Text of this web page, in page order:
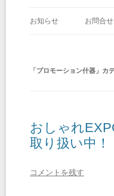
お知らせ お問合せ
「プロモーション什器 」カ
おしゃれ
取り扱い中！
コメントを残す